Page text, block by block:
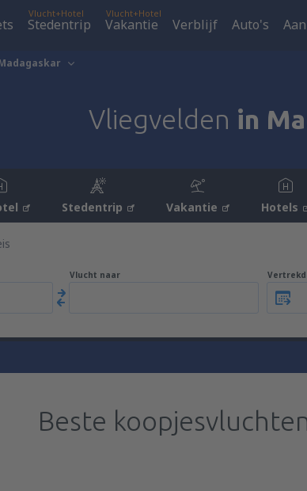
Vlucht+Hotel
Stedentrip
Vlucht+Hotel
Vakantie Verblijf Auto's
Vliegvelden in
Stedentrip Vakantie Hotels
Vlucht naar
Beste